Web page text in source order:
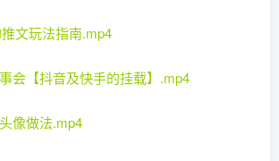
文玩法指南.mp4
会【抖音及快手的挂载】.mp4
像做法.mp4